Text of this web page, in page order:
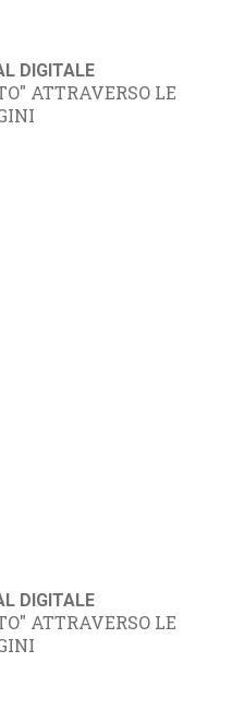
DIGITALE
ATTRAVERSO LE
DIGITALE
ATTRAVERSO LE